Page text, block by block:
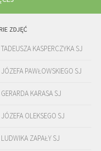
ZDJĘĆ
KASPERCZYKA SJ
PAWŁOWSKIEGO SJ
KARASA SJ
OLEKSEGO SJ
ZAPAŁY SJ